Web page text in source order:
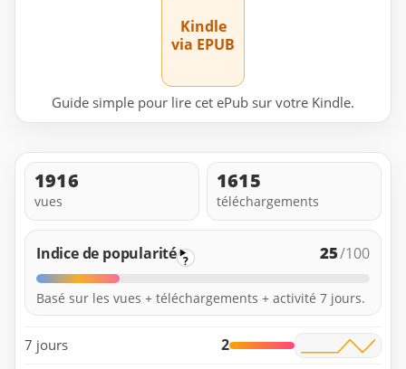
Kindle
via EPUB
Guide simple pour lire cet ePub sur votre Kindle.
1916
vues
1615
téléchargements
Indice de popularité ? 25/100
Basé sur les vues + téléchargements + activité 7 jours.
7 jours 2